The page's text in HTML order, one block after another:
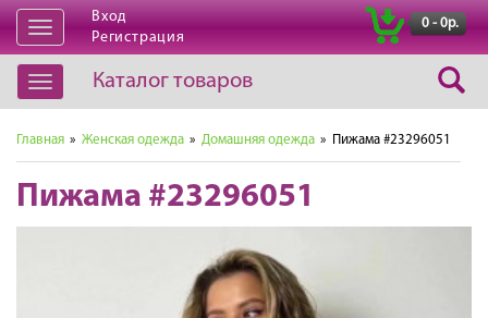
Открыть
навигацию
Вход
Регистрация
0 - 0р.
Открыть
навигацию
Каталог товаров
Главная » Женская одежда » Домашняя одежда » Пижама #23296051
Пижама #23296051